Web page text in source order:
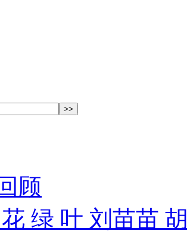
顾
绿 叶 刘苗苗